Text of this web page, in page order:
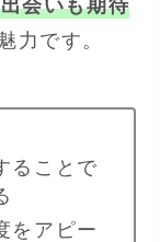
会いも期待
力です。
ることで
をアピー